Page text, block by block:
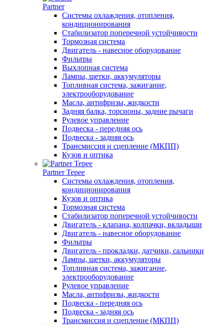
Partner
Системы охлаждения, отопления,
кондиционирования
Стабилизатор поперечной устойчивости
Тормозная система
Двигатель - навесное оборудование
Фильтры
Выхлопная система
Лампы, щетки, аккумуляторы
Топливная система, зажигание,
электрооборудование
Масла, антифризы, жидкости
Задняя балка, торсионы, задние рычаги
Рулевое управление
Подвеска - передняя ось
Подвеска - задняя ось
Трансмиссия и сцепление (МКПП)
Кузов и оптика
Partner Tepee
Системы охлаждения, отопления,
кондиционирования
Кузов и оптика
Тормозная система
Стабилизатор поперечной устойчивости
Двигатель - клапана, колпачки, вкладыши
Двигатель - навесное оборудование
Фильтры
Двигатель - прокладки, датчики, сальники
Лампы, щетки, аккумуляторы
Топливная система, зажигание,
электрооборудование
Рулевое управление
Масла, антифризы, жидкости
Подвеска - передняя ось
Подвеска - задняя ось
Трансмиссия и сцепление (МКПП)